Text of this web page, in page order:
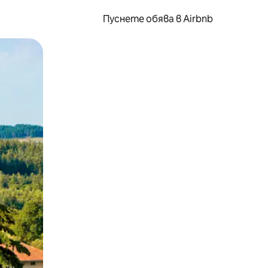
Пуснете обява в Airbnb
или плъзгане.